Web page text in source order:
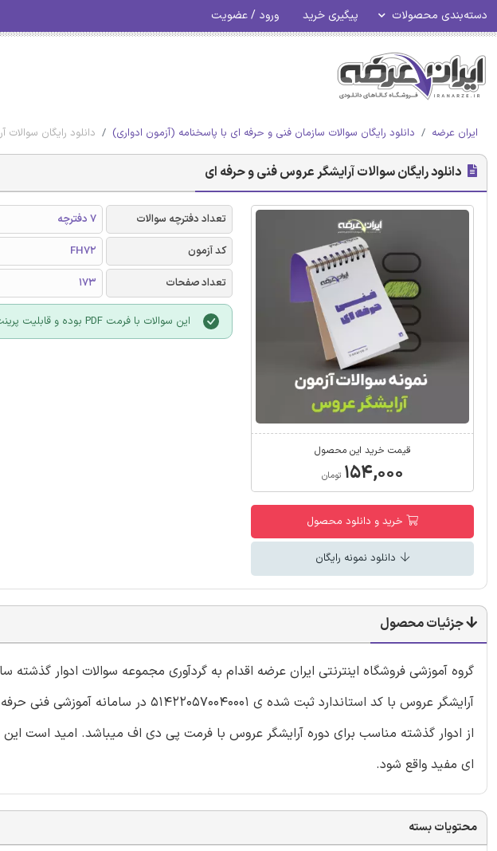
دسته‌بندی محصولات پیگیری خرید ورود / عضویت
ایران عرضه دانلود رایگان سوالات سازمان فنی و حرفه ای با پاسخنامه (آزمون ادواری) دانلود رایگان
دانلود رایگان سوالات آرایشگر عروس فنی و حرفه ای
قیمت خرید این محصول
۱۵۴,۰۰۰ تومان
خرید و دانلود محصول
دانلود نمونه رایگان
تعداد دفترچه سوالات 7 دفترچه
کد آزمون
FH72
تعداد صفحات
173
این سوالات با فرمت PDF بوده و قابلیت پرینت دارند.
جزئیات محصول
گروه آموزشی فروشگاه اینترنتی ایران عرضه اقدام به گردآوری مجموعه سوالات ادوار
از ادوار گذشته مناسب برای دوره آرایشگر عروس با فرمت پی دی اف میباشد. امید است
ای مفید واقع شود.
محتویات بسته